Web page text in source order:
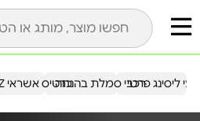
כרטיס אשראי HTZ ליסינג פרטירכבי סמלת בהנחה